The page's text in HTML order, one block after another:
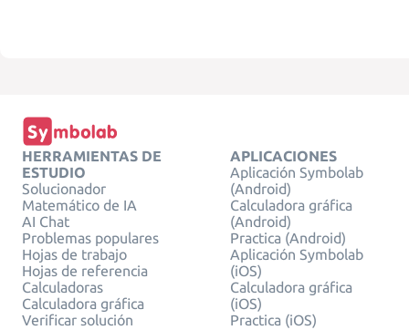
HERRAMIENTAS DE
ESTUDIO
Solucionador
Matemático de IA
AI Chat
Problemas populares
Hojas de trabajo
Hojas de referencia
Calculadoras
Calculadora gráfica
Verificar solución
APLICACIONES
Aplicación Symbolab
(Android)
Calculadora gráfica
(Android)
Practica (Android)
Aplicación Symbolab
(iOS)
Calculadora gráfica
(iOS)
Practica (iOS)